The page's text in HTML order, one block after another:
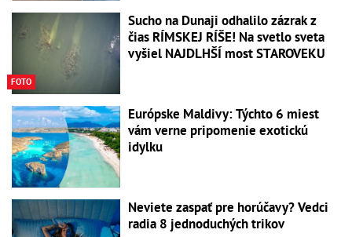
FOTO
Sucho na Dunaji odhalilo zázrak z
čias RÍMSKEJ RÍŠE! Na svetlo sveta
vyšiel NAJDLHŠÍ most STAROVEKU
Európske Maldivy: Týchto 6 miest
vám verne pripomenie exotickú
idylku
Neviete zaspať pre horúčavy? Vedci
radia 8 jednoduchých trikov